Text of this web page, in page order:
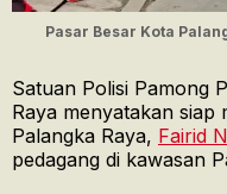
Pasar Besar Kota
Satuan Polisi Pamong
Raya menyatakan siap
Palangka Raya, Fairid
pedagang di kawasan